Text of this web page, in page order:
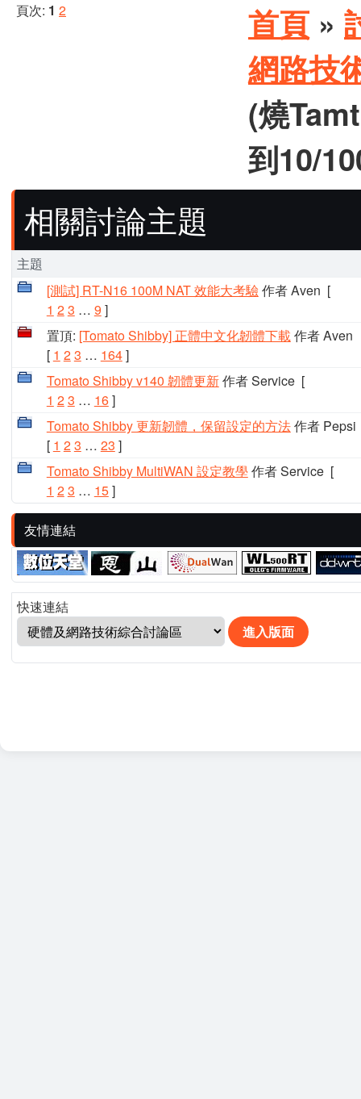
頁次: 1 2 首頁 »
網路技
(燒
到10/
相關討論主題
主題
[測試] RT-N16 100M NAT 效能大考驗作者 Aven [
1 23 … 9 ]
置頂: [Tomato Shibby] 正體中文化韌體下載作者 Aven
[ 1 23 … 164]
Tomato Shibby v140 韌體更新作者 Service[
1 23 … 16]
Tomato Shibby 更新韌體，保留設定的方法作者 Pepsi
[ 1 23 … 23 ]
Tomato Shibby MultiWAN 設定教學作者 Service[
1 23 … 15]
友情連結
快速連結